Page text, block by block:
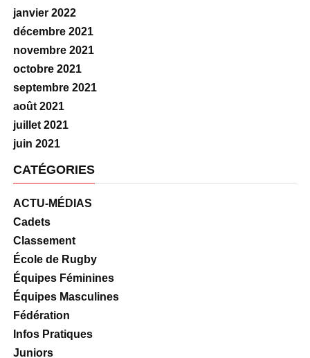
janvier 2022
décembre 2021
novembre 2021
octobre 2021
septembre 2021
août 2021
juillet 2021
juin 2021
CATÉGORIES
ACTU-MÉDIAS
Cadets
Classement
École de Rugby
Équipes Féminines
Équipes Masculines
Fédération
Infos Pratiques
Juniors